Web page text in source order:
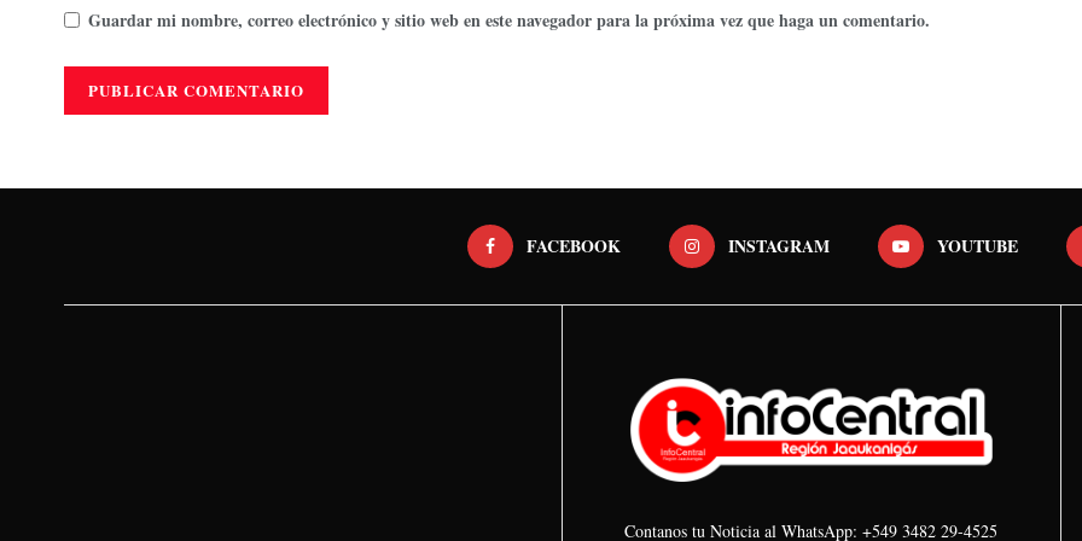
Guardar mi nombre, correo electrónico y sitio web en este navegador para la próxima vez que haga un comentario.
FACEBOOK INSTAGRAM YOUTUBE
Contanos tu Noticia al WhatsApp: +549 3482 29-4525